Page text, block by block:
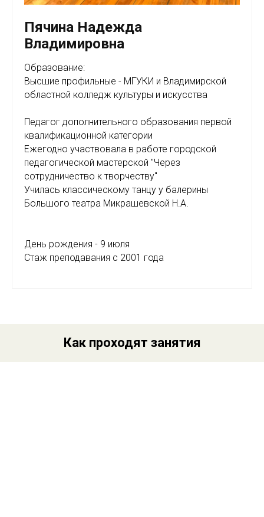
Пячина Надежда
Владимировна
Образование:
Высшие профильные - МГУКИ и Владимирской
областной колледж культуры и искусства
Педагог дополнительного образования первой
квалификационной категории
Ежегодно участвовала в работе городской
педагогической мастерской "Через
сотрудничество к творчеству"
Училась классическому танцу у балерины
Большого театра Микрашевской Н.А.
День рождения - 9 июля
Стаж преподавания с 2001 года
Как проходят занятия